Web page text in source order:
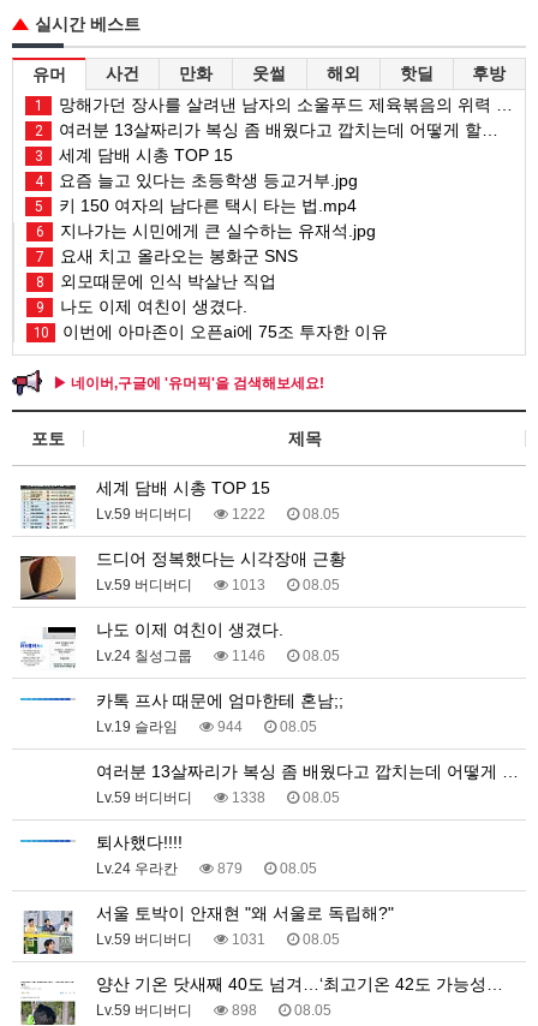
실시간 베스트
유머 사건 만화 웃썰 해외 핫딜 후방
1 망해가던 장사를 살려낸 남자의 소울푸드 제육볶음의 위력 ㅋㅋ
2 여러분 13살짜리가 복싱 좀 배웠다고 깝치는데 어떻게 할까요?
3 세계 담배 시총 TOP 15
4 요즘 늘고 있다는 초등학생 등교거부.jpg
5 키 150 여자의 남다른 택시 타는 법.mp4
6 지나가는 시민에게 큰 실수하는 유재석.jpg
7 요새 치고 올라오는 봉화군 SNS
8 외모때문에 인식 박살난 직업
9 나도 이제 여친이 생겼다.
10 이번에 아마존이 오픈ai에 75조 투자한 이유
▶ 네이버,구글에 '유머픽'을 검색해보세요!
포토 제목
세계 담배 시총 TOP 15
Lv.59 버디버디 1222 08.05
드디어 정복했다는 시각장애 근황
Lv.59 버디버디 1013 08.05
나도 이제 여친이 생겼다.
Lv.24 칠성그룹 1146 08.05
카톡 프사 때문에 엄마한테 혼남;;
Lv.19 슬라임 944 08.05
여러분 13살짜리가 복싱 좀 배웠다고 깝치는데 어떻게 …
Lv.59 버디버디 1338 08.05
퇴사했다!!!!
Lv.24 우라칸 879 08.05
서울 토박이 안재현 "왜 서울로 독립해?"
Lv.59 버디버디 1031 08.05
양산 기온 닷새째 40도 넘겨…‘최고기온 42도 가능성…
Lv.59 버디버디 898 08.05